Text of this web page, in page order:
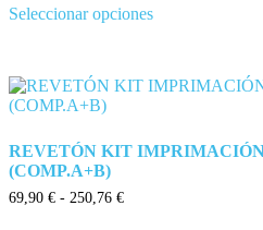
Seleccionar opciones
REVETÓN KIT
(COMP.A+B)
69,90 € - 250,76 €